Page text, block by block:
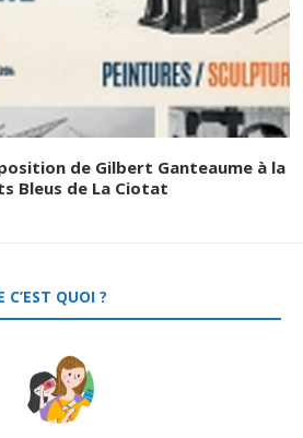
de Gilbert Ganteaume à la
Bleus de La Ciotat
C’EST QUOI ?